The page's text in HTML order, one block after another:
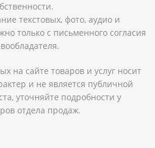
текстовых, фото, аудио и
только с письменного согласия
на сайте товаров и услуг носит
и не является публичной
уточняйте подробности у
отдела продаж.